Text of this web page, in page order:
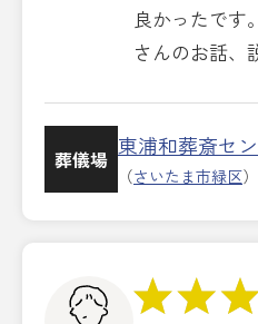
良かったです
さんのお話、
葬儀場 東浦和葬斎セ
（さいたま市緑区）